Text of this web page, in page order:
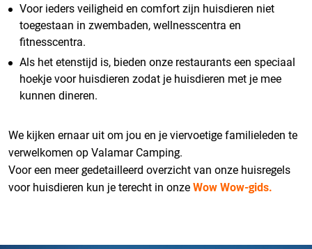
Voor ieders veiligheid en comfort zijn huisdieren niet
toegestaan in zwembaden, wellnesscentra en
fitnesscentra.
Als het etenstijd is, bieden onze restaurants een speciaal
hoekje voor huisdieren zodat je huisdieren met je mee
kunnen dineren.
We kijken ernaar uit om jou en je viervoetige familieleden te
verwelkomen op Valamar Camping.
Voor een meer gedetailleerd overzicht van onze huisregels
voor huisdieren kun je terecht in onze Wow Wow-gids.